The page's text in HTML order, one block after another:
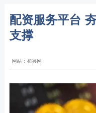
配资服务平台
支撑
网站：和兴网